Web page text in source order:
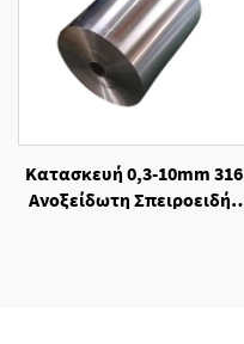
Κατασκευή 0,3-10mm 316
Ανοξείδωτη Σπειροειδής